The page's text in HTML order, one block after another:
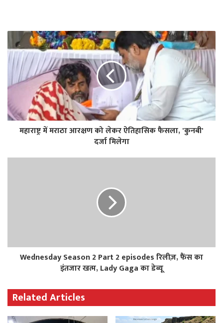
महाराष्ट्र में मराठा आरक्षण को लेकर ऐतिहासिक फैसला, 'कुनबी'
दर्जा मिलेगा
Wednesday Season 2 Part 2 episodes रिलीज़, फैंस का
इंतजार खत्म, Lady Gaga का डेब्यू
Related Articles